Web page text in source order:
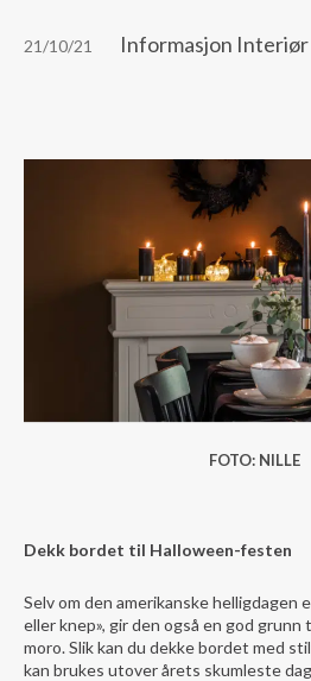
21/10/21 Informasjon Interiør
FOTO: NILLE
Dekk bordet til Halloween-festen
Selv om den amerikanske helligdagen
eller knep», gir den også en god
moro. Slik kan du dekke bordet med
kan brukes utover årets skumleste